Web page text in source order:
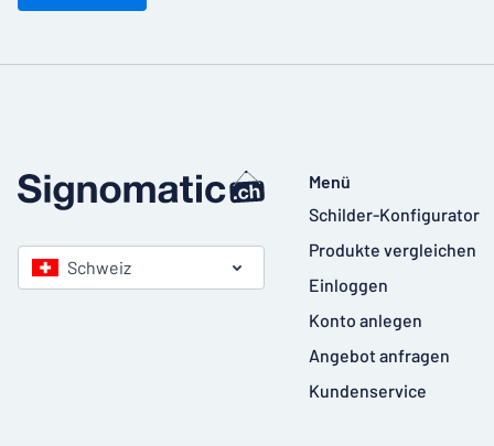
Schweiz
Menü
Schilder-Konfigurator
Produkte vergleichen
Einloggen
Konto anlegen
Angebot anfragen
Kundenservice